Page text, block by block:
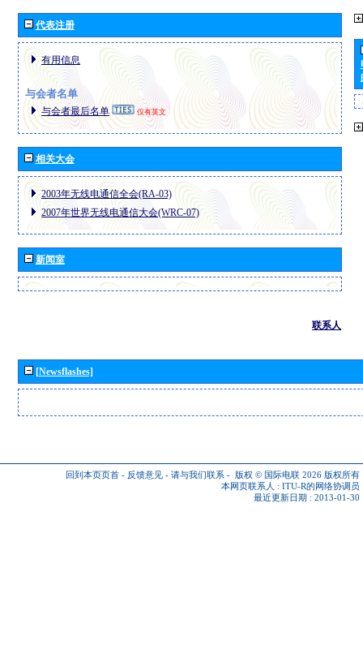
代表注册
有用信息
与会者名单
与会者最后名单 仅有英文
相关大会
2003年无线电通信全会(RA-03)
2007年世界无线电通信大会(WRC-07)
新闻室
联系人
[Newsflashes]
回到本页页首 - 反馈意见 - 请与我们联系 - 版权 © 国际电联 2026 版权所有
本网页联系人 : ITU-R的网络协调员
最近更新日期 : 2013-01-30